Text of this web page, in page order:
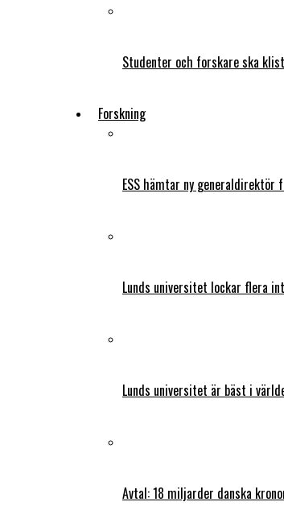
Studenter och forskare ska
Forskning
ESS hämtar ny generaldirektör
Lunds universitet lockar flera
Lunds universitet är bäst i
Avtal: 18 miljarder danska